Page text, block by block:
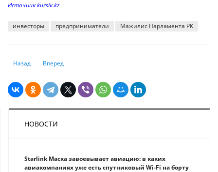
Источник kursiv.kz
инвесторы предприниматели Мажилис Парламента РК
Предыдущий: 11-12 ноября 2020 состоится онлайн-конференция
Назад Следующий: Самый богатый человек в мире продал акции
Вперед
НОВОСТИ
Starlink Маска завоевывает авиацию: в каких
авиакомпаниях уже есть спутниковый Wi-Fi на борту